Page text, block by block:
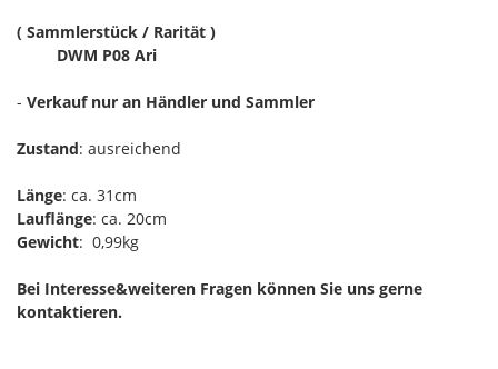
( Sammlerstück / Rarität )
DWM P08 Ari
- Verkauf nur an Händler und Sammler
Zustand: ausreichend
Länge: ca. 31cm
Lauflänge: ca. 20cm
Gewicht: 0,99kg
Bei Interesse&weiteren Fragen können Sie uns gerne
kontaktieren.